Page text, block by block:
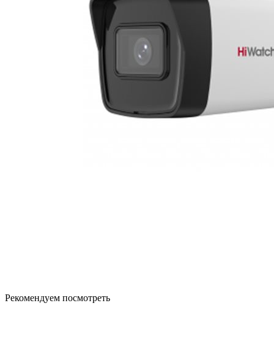
Рекомендуем посмотреть